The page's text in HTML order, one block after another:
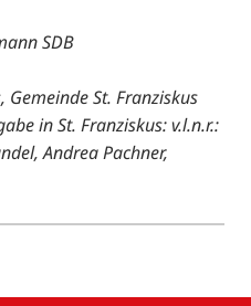
SDB
Gemeinde St. Franziskus
in St. Franziskus: v.l.n.r.:
Andrea Pachner,